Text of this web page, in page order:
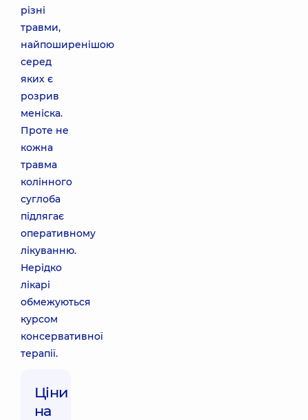
різні
травми,
найпоширенішою
серед
яких є
розрив
меніска.
Проте не
кожна
травма
колінного
суглоба
підлягає
оперативному
лікуванню.
Нерідко
лікарі
обмежуються
курсом
консервативної
терапії.
Ціни
на